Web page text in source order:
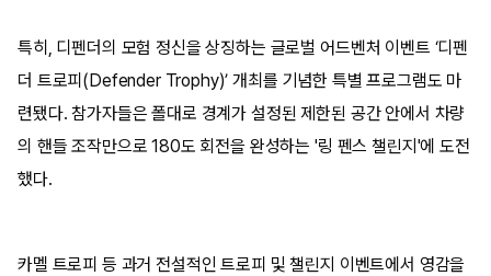
특히, 디펜더의 모험 정신을 상징하는 글로벌 어드벤처 이벤트 ‘디펜
더 트로피(Defender Trophy)’ 개최를 기념한 특별 프로그램도 마
련됐다. 참가자들은 폴대로 경계가 설정된 제한된 공간 안에서 차량
의 핸들 조작만으로 180도 회전을 완성하는 '링 펜스 챌린지'에 도전
했다.
카멜 트로피 등 과거 전설적인 트로피 및 챌린지 이벤트에서 영감을